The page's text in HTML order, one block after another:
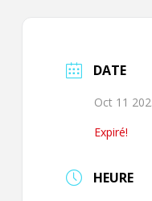
DATE
Oct 11
Expiré!
HEURE